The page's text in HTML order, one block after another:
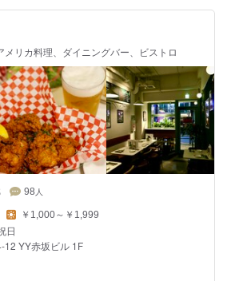
メリカ料理、ダイニングバー、ビストロ
98 人
￥1,000～￥1,999
日
12 YY赤坂ビル 1F